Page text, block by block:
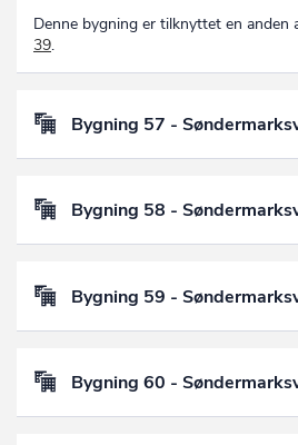
Denne bygning er tilknyttet en anden
39.
Bygning 57 -
Bygning 58 -
Bygning 59 -
Bygning 60 -